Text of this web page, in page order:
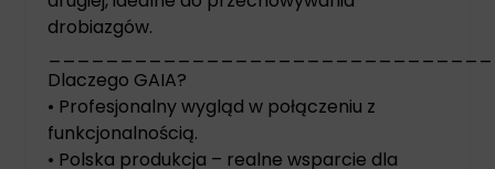
drobiazgów.
Dlaczego GAIA?
• Profesjonalny wygląd w połączeniu z
funkcjonalnością.
• Polska produkcja – realne wsparcie dla